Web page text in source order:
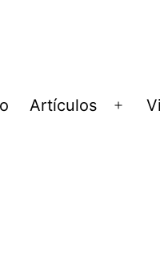
Artículos
Abrir